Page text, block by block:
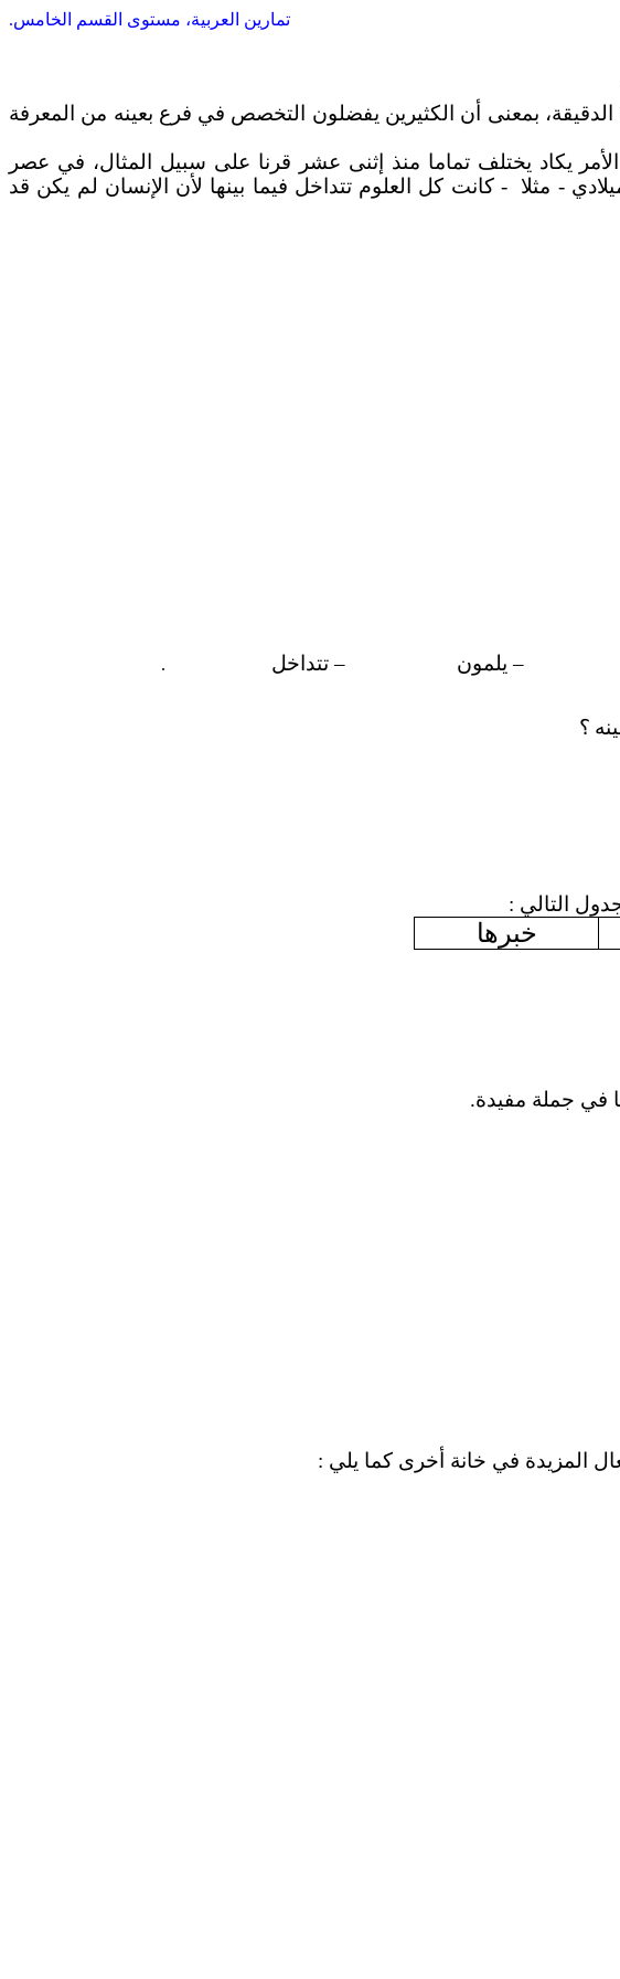
تمارين العربية، مستوى القسم الخامس.
بمعنى أن الكثيرين يفضلون التخصص في فرع بعينه من المعرفة
يكاد يختلف تماما منذ إثنى عشر قرنا على سبيل المثال، في عصر
- مثلا
- كانت كل العلوم تتداخل فيما بينها لأن الإنسان لم يكن قد
– يلمون – تتداخل .
؟
التالي :
خبرها
في جملة مفيدة.
المزيدة في خانة أخرى كما يلي :